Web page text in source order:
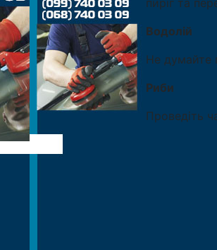
пиріг та
Водолій
Не думайте
Риби
Проведіть